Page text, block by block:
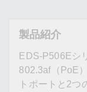
製品紹介
EDS-P506Eシ
802.3af（PoE
トポートと2つ